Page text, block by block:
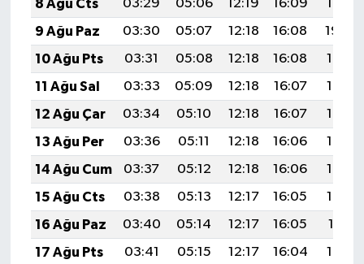
8 Ağu Cts
03:29 05:06 12:19 16:09
19:21
9 Ağu Paz
03:30 05:07 12:18 16:08
19:20
10 Ağu Pts
03:31 05:08 12:18 16:08
19:19
11 Ağu Sal
03:33 05:09 12:18 16:07
19:17
12 Ağu Çar
03:34 05:10 12:18 16:07
19:16
13 Ağu Per
03:36 05:11 12:18 16:06
19:15
14 Ağu Cum
03:37 05:12 12:18 16:06
19:14
15 Ağu Cts
03:38 05:13 12:17 16:05
19:12
16 Ağu Paz
03:40 05:14 12:17 16:05
19:11
17 Ağu Pts
03:41 05:15 12:17 16:04
19:10